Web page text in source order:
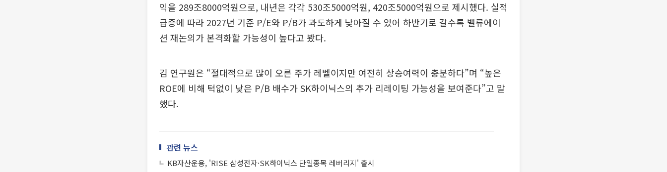
익을 289조8000억원으로, 내년은 각각 530조5000억원, 420조5000억원으로 제시했다. 실적
급증에 따라 2027년 기준 P/E와 P/B가 과도하게 낮아질 수 있어 하반기로 갈수록 밸류에이
션 재논의가 본격화할 가능성이 높다고 봤다.
김 연구원은 “절대적으로 많이 오른 주가 레벨이지만 여전히 상승여력이 충분하다”며 “높은
ROE에 비해 턱없이 낮은 P/B 배수가 SK하이닉스의 추가 리레이팅 가능성을 보여준다”고 말
했다.
관련 뉴스
KB자산운용, 'RISE 삼성전자·SK하이닉스 단일종목 레버리지' 출시